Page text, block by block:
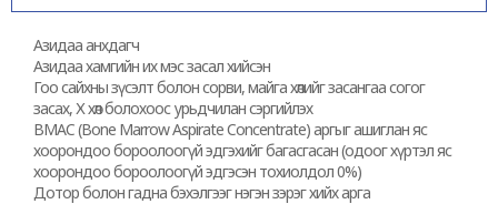
Азидаа анхдагч
Азидаа хамгийн их мэс засал хийсэн
Гоо сайхны зүсэлт болон сорви, майга хөлийг засангаа согог
засах, Х хөл болохоос урьдчилан сэргийлэх
BMAC (Bone Marrow Aspirate Concentrate) аргыг ашиглан яс
хоорондоо бороолоогүй эдгэхийг багасгасан (одоог хүртэл яс
хоорондоо бороолоогүй эдгэсэн тохиолдол 0%)
Дотор болон гадна бэхэлгээг нэгэн зэрэг хийх арга